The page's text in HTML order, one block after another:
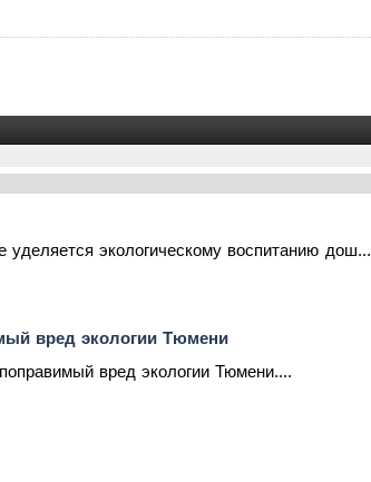
экологическому воспитанию дош...
вред экологии Тюмени
вред экологии Тюмени....